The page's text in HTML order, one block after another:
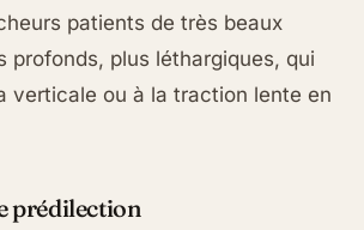
patients de très beaux
profonds, plus léthargiques, qui
verticale ou à la traction lente en
prédilection